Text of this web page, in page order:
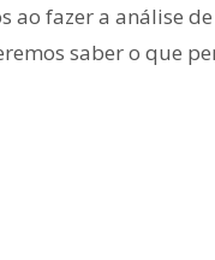
ao fazer a análise de
saber o que